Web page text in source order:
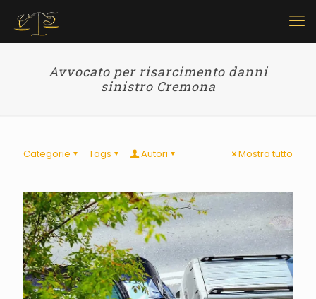
Avvocato per risarcimento danni
sinistro Cremona
Categorie Tags Autori Mostra tutto